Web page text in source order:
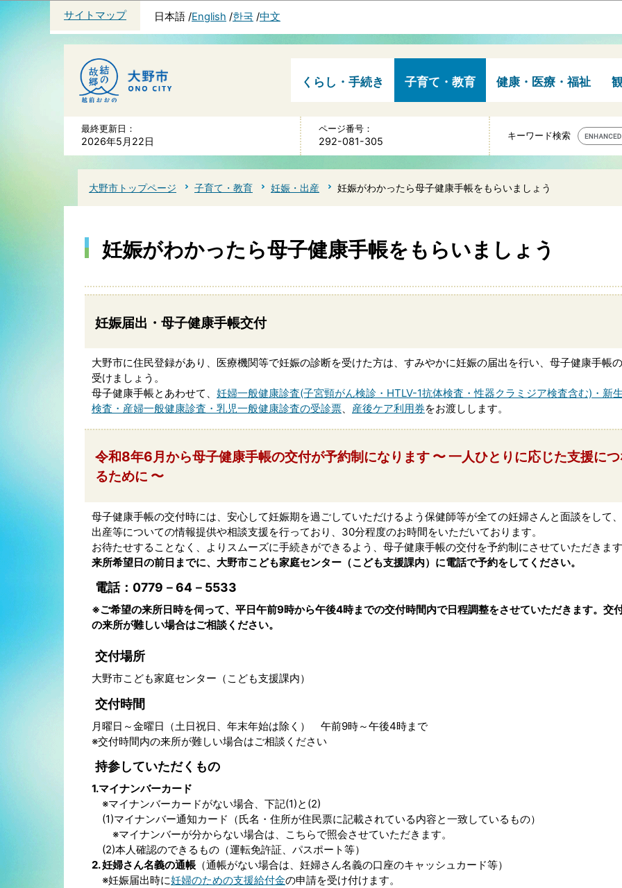
サイトマップ 日本語 English 한국 中文
くらし・手続き 子育て・教育 健康・医療・福祉
最終更新日：
2026年5月22日
ページ番号：
292-081-305 キーワード検索
大野市トップページ 子育て・教育 妊娠・出産 妊娠がわかったら母子健康手帳をもらいましょう
妊娠がわかったら母子健康手帳をもらいましょう
妊娠届出・母子健康手帳交付
大野市に住民登録があり、医療機関等で妊娠の診断を受けた方は、すみやかに妊娠の届出を行い、母子健康手帳
受けましょう。
母子健康手帳とあわせて、 妊婦一般健康診査(子宮頸がん検診・HTLV-1抗体検査・性器クラミジア検査含む)・新
検査・産婦一般健康診査・乳児一般健康診査の受診票
産後ケア利用券をお渡しします。
令和8年6月から母子健康手帳の交付が予約制になります 〜 一人ひとりに応じた支援に
るために 〜
母子健康手帳の交付時には、安心して妊娠期を過ごしていただけるよう保健師等が全ての妊婦さんと面談をして
出産等についての情報提供や相談支援を行っており、30分程度のお時間をいただいております。
お待たせすることなく、よりスムーズに手続きができるよう、母子健康手帳の交付を予約制にさせていただきま
来所希望日の前日までに、大野市こども家庭センター（こども支援課内）に電話で予約をしてください。
電話：0779－64－5533
※ご希望の来所日時を伺って、平日午前9時から午後4時までの交付時間内で日程調整をさせていただきます。交
の来所が難しい場合はご相談ください。
交付場所
大野市こども家庭センター（こども支援課内）
交付時間
月曜日～金曜日（土日祝日、年末年始は除く） 午前9時～午後4時まで
※交付時間内の来所が難しい場合はご相談ください
持参していただくもの
1.マイナンバーカード
※マイナンバーカードがない場合、下記(1)と(2)
(1)マイナンバー通知カード（氏名・住所が住民票に記載されている内容と一致しているもの）
※マイナンバーが分からない場合は、こちらで照会させていただきます。
(2)本人確認のできるもの（運転免許証、パスポート等）
2. 妊婦さん名義の通帳 （通帳がない場合は、妊婦さん名義の口座のキャッシュカード等）
※妊娠届出時に妊婦のための支援給付金の申請を受け付けます。